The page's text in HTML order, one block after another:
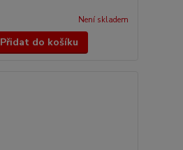
Není skladem
Přidat do košíku